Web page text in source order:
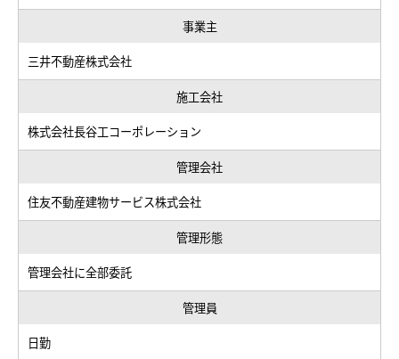
事業主
三井不動産株式会社
施工会社
株式会社長谷工コーポレーション
管理会社
住友不動産建物サービス株式会社
管理形態
管理会社に全部委託
管理員
日勤